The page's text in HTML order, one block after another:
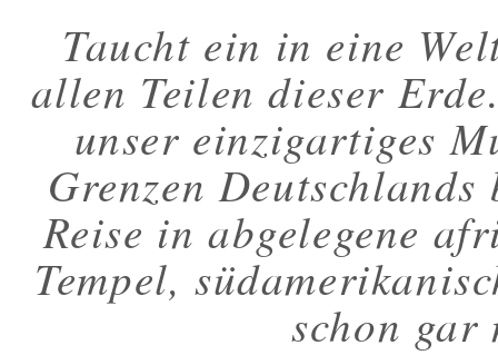
Taucht ein in eine
allen Teilen dieser
unser einzigartiges
Grenzen
Reise in abgelegene
Tempel,
schon